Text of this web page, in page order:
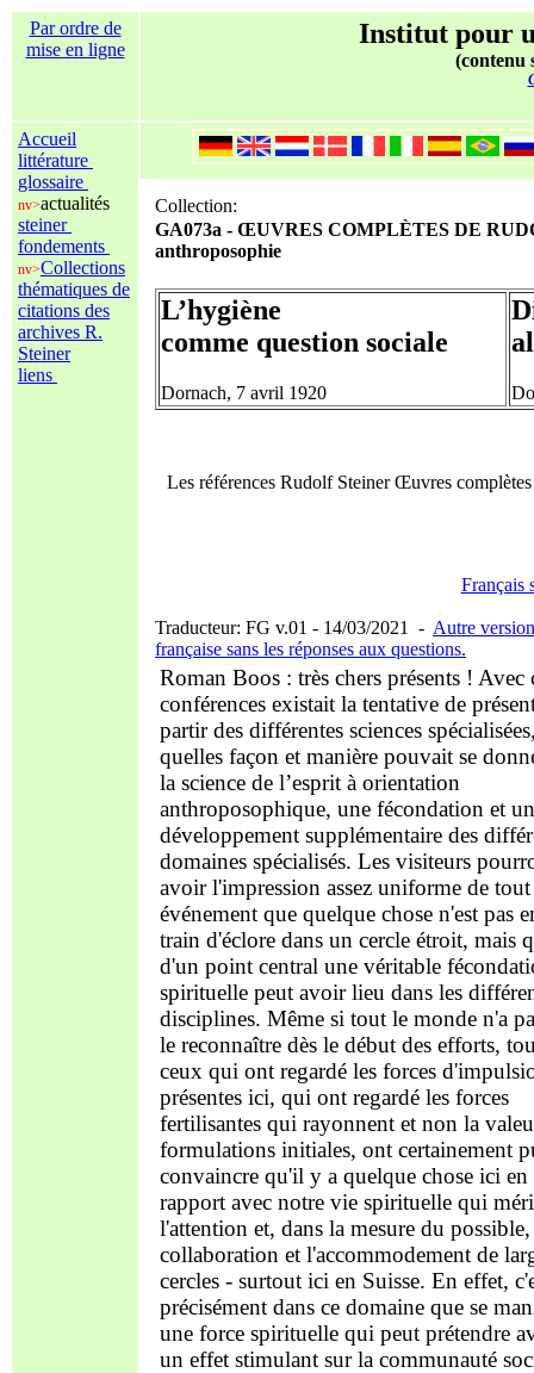
Par ordre de
mise en ligne
Institut pour
(contenu
Accueil
littérature
glossaire
nv>actualités
steiner
fondements
nv>Collections
thématiques de
citations des
archives R.
Steiner
liens
Collection:
GA073a - ŒUVRES COMPLÈTES DE
anthroposophie
L’hygiène
comme question sociale
Dornach, 7 avril 1920
Les références Rudolf Steiner Œuvres
Français
Traducteur: FG v.01 - 14/03/2021 - Autre version
française sans les réponses aux questions.
Roman Boos : très chers présents ! Avec
conférences existait la tentative de
partir des différentes sciences
quelles façon et manière pouvait se
la science de l’esprit à orientation
anthroposophique, une fécondation et un
développement supplémentaire des
domaines spécialisés. Les visiteurs
avoir l'impression assez uniforme de tout
événement que quelque chose n'est pas
train d'éclore dans un cercle étroit, mais
d'un point central une véritable
spirituelle peut avoir lieu dans les
disciplines. Même si tout le monde n'a
le reconnaître dès le début des efforts,
ceux qui ont regardé les forces
présentes ici, qui ont regardé les forces
fertilisantes qui rayonnent et non la
formulations initiales, ont certainement
convaincre qu'il y a quelque chose ici en
rapport avec notre vie spirituelle qui
l'attention et, dans la mesure du
collaboration et l'accommodement de
cercles - surtout ici en Suisse. En effet,
précisément dans ce domaine que se
une force spirituelle qui peut prétendre
un effet stimulant sur la communauté